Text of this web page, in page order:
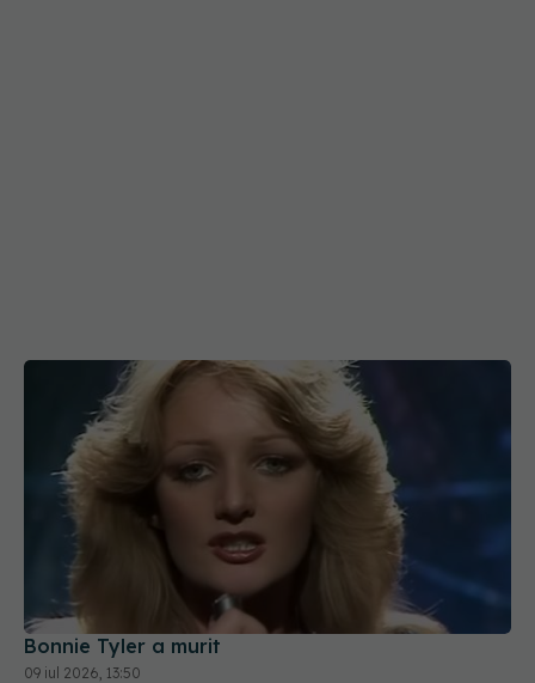
Bonnie Tyler a murit
09 iul 2026, 13:50